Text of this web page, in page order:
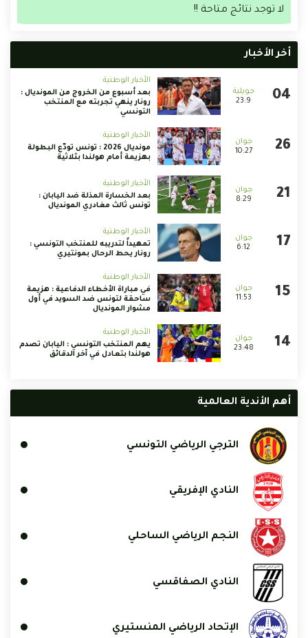
لا توجد نتائج متاحة !!
أخر الأخبار
23:9
الأخبار الوطنية
بعد أسبوع من الخروج من المونديال :
رونار ينهي تجربته مع المنتخب
التونسي
10:27
الأخبار الوطنية
مونديال 2026 : تونس تودّع البطولة
بهزيمة أمام هولندا بثلاثية
8:29
الأخبار الوطنية
بعد الخسارة المذلة ضد اليابان :
تونس ثالث مغادري المونديال
6:12
الأخبار الوطنية
تمهيداً لتدريبه للمنتخب التونسي :
رونار يحط الرحال بمونتيري
11:53
الأخبار الوطنية
في مباراة الأخطاء الدفاعية : هزيمة
ساحقة لتونس ضد السويد في أول
مشوار المونديال
23:48
الأخبار الوطنية
يهم المنتخب التونسي : اليابان تصدم
هولندا بتعادل في آخر الدقائق
أهم الأندية العالمية
الترجي الرياضي التونسي
النادي الإفريقي
النجم الرياضي الساحلي
النادي الصفاقسي
الإتحاد الرياضي المنستيري